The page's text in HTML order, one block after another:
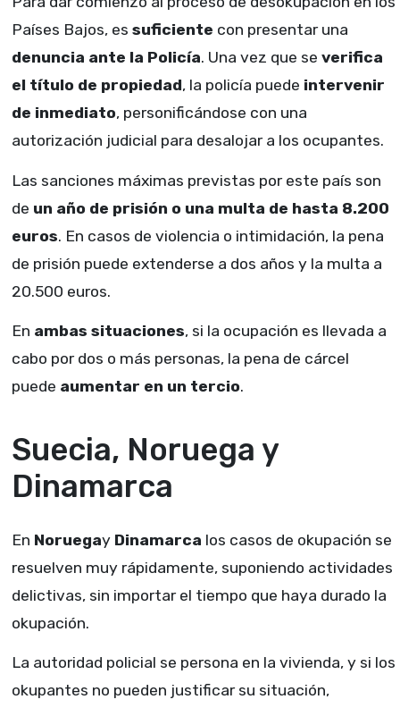
Países Bajos, essuficiente con presentar una
denuncia ante la Policía. Una vez que severifica
el título de propiedad, la policía puede intervenir
de inmediato, personificándose con una
autorización judicial para desalojar a los ocupantes.
Las sanciones máximas previstas por este país son
de un año de prisión o una multa de hasta 8.200
euros. En casos de violencia o intimidación, la pena
de prisión puede extenderse a dos años y la multa a
20.500 euros.
En ambas situaciones, si la ocupación es llevada a
cabo por dos o más personas, la pena de cárcel
puede aumentar en un tercio.
Suecia, Noruega y
Dinamarca
En Noruegay Dinamarca los casos de okupación se
resuelven muy rápidamente, suponiendo actividades
delictivas, sin importar el tiempo que haya durado la
okupación.
La autoridad policial se persona en la vivienda, y si los
okupantes no pueden justificar su situación,